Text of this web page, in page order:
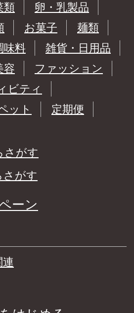
類
卵・乳製品
お菓子
麺類
味料
雑貨・日用品
容
ファッション
ビティ
ット
定期便
さがす
さがす
ーン